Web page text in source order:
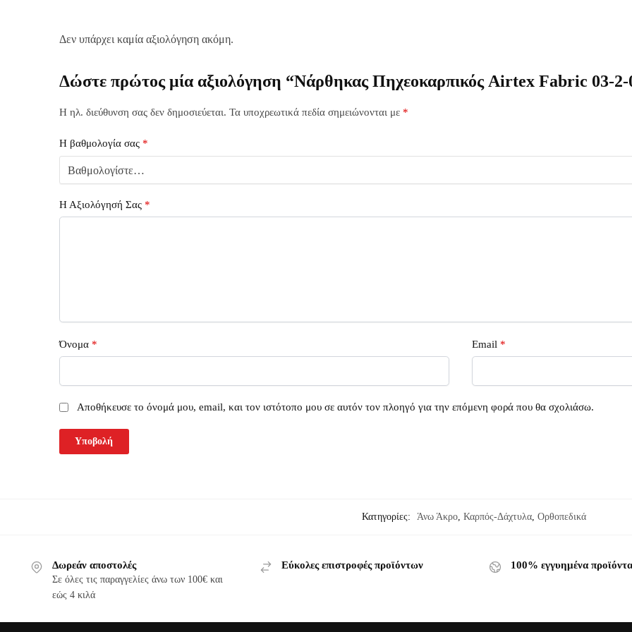
Δεν υπάρχει καμία αξιολόγηση ακόμη.
Δώστε πρώτος μία αξιολόγηση “Νάρθηκας Πηχεοκαρπικός Airtex Fabric 03-2-
Η ηλ. διεύθυνση σας δεν δημοσιεύεται. Τα υποχρεωτικά πεδία σημειώνονται με *
Η βαθμολογία σας *
Η Αξιολόγησή Σας *
Όνομα * Email *
Αποθήκευσε το όνομά μου, email, και τον ιστότοπο μου σε αυτόν τον πλοηγό για την επόμενη φορά που θα σχολιάσω.
Κατηγορίες: Άνω Άκρο, Καρπός-Δάχτυλα, Ορθοπεδικά
Δωρεάν αποστολές
Σε όλες τις παραγγελίες άνω των 100€ και
εώς 4 κιλά
Εύκολες επιστροφές προϊόντων 100% εγγυημένα προϊόντα